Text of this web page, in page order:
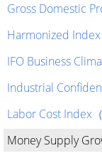
Gross Domestic
Harmonized Index
IFO Business
Industrial
Labor Cost Index
Money Supply